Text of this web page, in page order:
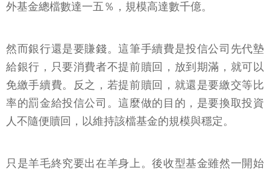
外基金總檔數達一五％，規模高達數千億。
然而銀行還是要賺錢。這筆手續費是投信公司先代墊
給銀行，只要消費者不提前贖回，放到期滿，就可以
免繳手續費。反之，若提前贖回，就還是要繳交等比
率的罰金給投信公司。這麼做的目的，是要換取投資
人不隨便贖回，以維持該檔基金的規模與穩定。
只是羊毛終究要出在羊身上。後收型基金雖然一開始